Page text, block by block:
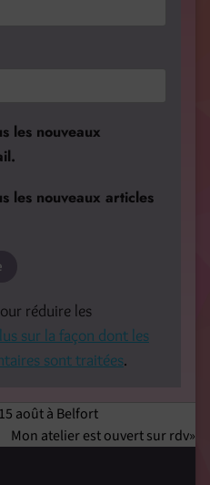
les nouveaux
les nouveaux articles
réduire les
sur la façon dont les
sont traitées.
août à Belfort
Mon atelier est ouvert sur rdv